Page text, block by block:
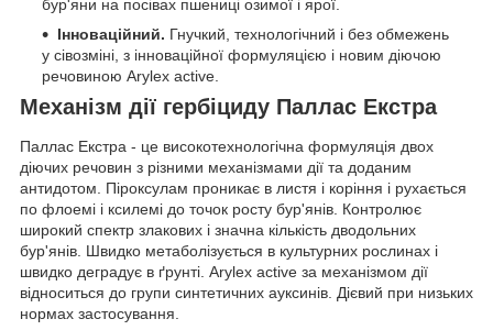
бур'яни на посівах пшениці озимої і ярої.
Інноваційний. Гнучкий, технологічний і без обмежень
у сівозміні, з інноваційної формуляцією і новим діючою
речовиною Arylex active.
Механізм дії гербіциду Паллас Екстра
Паллас Екстра - це високотехнологічна формуляція двох
діючих речовин з різними механізмами дії та доданим
антидотом. Піроксулам проникає в листя і коріння і рухається
по флоемі і ксилемі до точок росту бур'янів. Контролює
широкий спектр злакових і значна кількість дводольних
бур'янів. Швидко метаболізується в культурних рослинах і
швидко деградує в ґрунті. Arylex active за механізмом дії
відноситься до групи синтетичних ауксинів. Дієвий при низьких
нормах застосування.